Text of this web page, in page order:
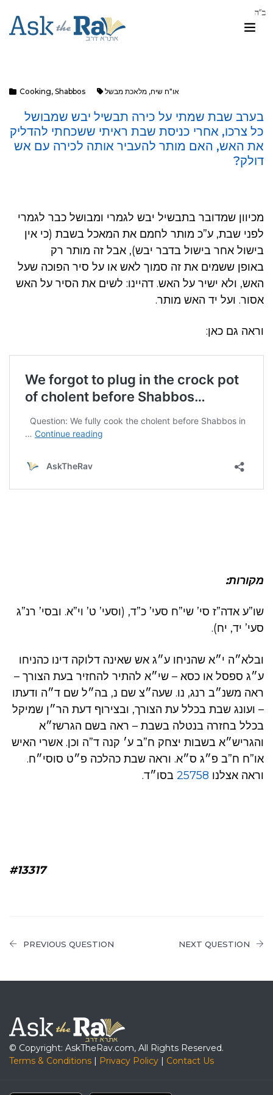
Cooking, Shabbos או"ח שיח, מלאכת מבשל
בערב שבת שמתי על כירה תבשיל יבש שמבושל
כל צרכו, אחרי כניסת שבת ראיתי ששכחתי להדליק
את האש, האם מותר להעביר אותה לכירה עם אש
דולק?
מכיוון שמדובר בתבשיל יבש לגמרי ומבושל כבר לגמרי
לפני שבת, ע”כ מותר לחמם את המאכל בשבת (כי אין
בישול אחר בישול בדבר יבש), אבל זה מותר רק
באופן ששמים את זה סמוך לאש או על סיר הפוכה שעל
האש, ולא ישיר על האש. דהיינו: לשים את הסיר על האש
אסור. ועל יד האש מותר.
וראה גם כאן:
מקורות:
שו”ע אדה”ז סי’ שי”ח סעי’ כ”ד, (וסעי’ ט’ וי”א. ובסי’ רנ”ג
סעי’ יד, יח).
ובלא״ה י״א שהניחו ע״ג אש שאינה דלוקה דינו כהניחו
ע״ג ספסל או כסא – שי״א להתיר להחזיר בעת הצורך –
ראה משנ״ב רנג, נו. שעה״צ שם נ, בה״ל שם ד״ה ודעתו
– ועונג שבת בכלל עת הצורך, ובצירוף דעת הר״ן שמיקל
בכלל בחזרה בנטלה בשבת – ראה בשם הגרשז״א
והגריש״א בשבות יצחק ח”ב ע׳ קנה ד”ה וכן. אשרי האיש
או”ח ח”ב פ״ג ס״א. וראה שבת כהלכה פ״ט סוסי״ח.
וראה אצלנו 25758 בסו״ד.
#13317
PREVIOUS QUESTION NEXT QUESTION
© Copyright: AskTheRav.com, All Rights Reserved.
Terms & Conditions | Privacy Policy | Contact Us